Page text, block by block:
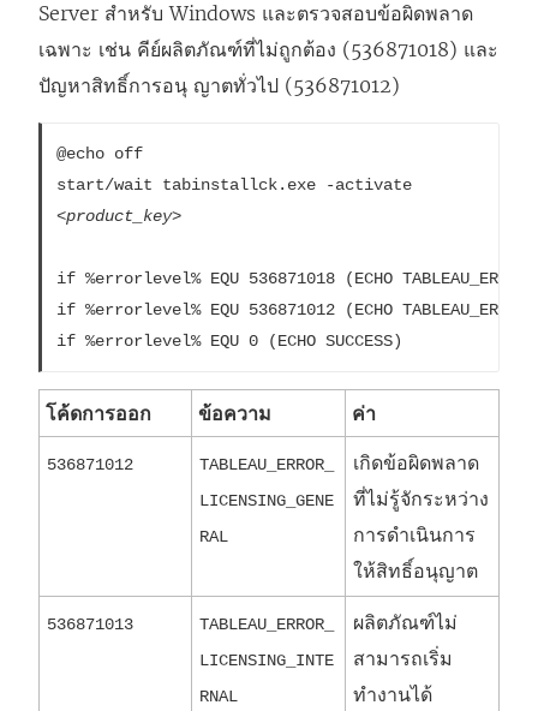
Server สำหรับ Windows และตรวจสอบข้อผิดพลาด
เฉพาะ เช่น คีย์ผลิตภัณฑ์ที่ไม่ถูกต้อง (536871018) และ
ปัญหาสิทธิ์การอนุ ญาตทั่วไป (536871012)
@echo off
start/wait tabinstallck.exe -activate
<product_key>
if %errorlevel% EQU 536871018 (ECHO
if %errorlevel% EQU 536871012 (ECHO
if %errorlevel% EQU 0 (ECHO SUCCESS)
โค้ดการออก ข้อความ ค่า
536871012
TABLEAU_ERROR_
LICENSING_GENE
RAL
เกิดข้อผิดพลาด
ที่ไม่รู้จักระหว่าง
การดำเนินการ
ให้สิทธิ์อนุญาต
536871013
TABLEAU_ERROR_
LICENSING_INTE
RNAL
ผลิตภัณฑ์ไม่
สามารถเริ่ม
ทำงานได้